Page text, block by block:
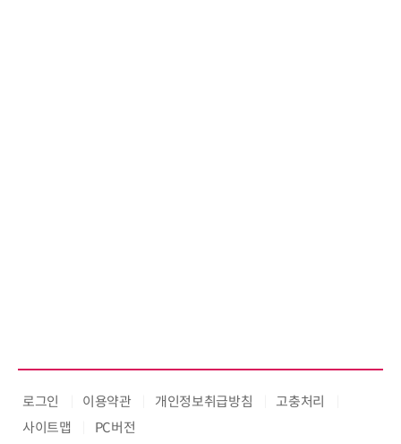
로그인 이용약관 개인정보취급방침
고충처리
사이트맵
PC버전